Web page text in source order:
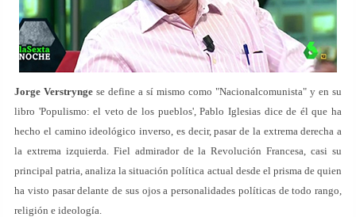
Jorge Verstrynge se define a sí mismo como "Nacionalcomunista" y en su
libro 'Populismo: el veto de los pueblos', Pablo Iglesias dice de él que ha
hecho el camino ideológico inverso, es decir, pasar de la extrema derecha a
la extrema izquierda. Fiel admirador de la Revolución Francesa, casi su
principal patria, analiza la situación política actual desde el prisma de quien
ha visto pasar delante de sus ojos a personalidades políticas de todo rango,
religión e ideología.